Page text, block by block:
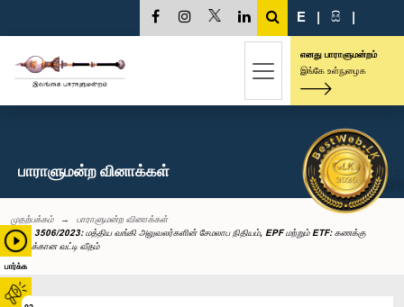
பார்க்க
E | සි |
எனது பாராளுமன்றம்
இங்கே உள்நுழைக
பாராளுமன்ற வினாக்கள்
முதற்பக்கம்
பாராளுமன்ற வினாக்கள்
3506/2023: மத்திய வங்கி அலுவலர்களின் சேமலாப நிதியம், EPF மற்றும் ETF: கணக்கு
மீதிக்கான வட்டி வீதம்